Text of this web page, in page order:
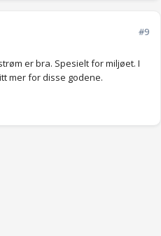
#9
er bra. Spesielt for miljøet. I
mer for disse godene.